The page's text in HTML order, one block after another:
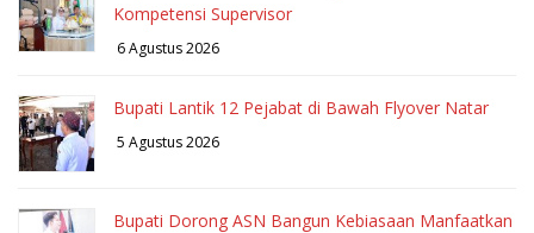
Kompetensi Supervisor
6 Agustus 2026
Bupati Lantik 12 Pejabat di Bawah Flyover Natar
5 Agustus 2026
Bupati Dorong ASN Bangun Kebiasaan Manfaatkan